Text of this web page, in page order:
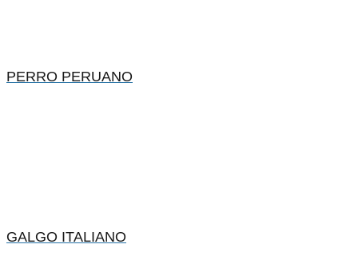
PERRO PERUANO
GALGO ITALIANO